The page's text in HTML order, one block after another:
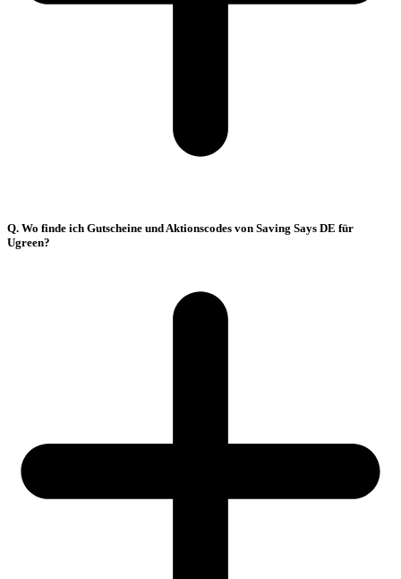
Q. Wo finde ich Gutscheine und Aktionscodes von Saving Says DE für
Ugreen?